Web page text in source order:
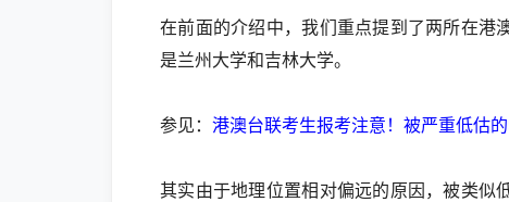
在前面的介绍中，我们重点提到了两所在港
是兰州大学和吉林大学。
参见： 港澳台联考生报考注意！被严重低估
其实由于地理位置相对偏远的原因，被类